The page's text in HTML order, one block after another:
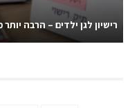
רישיון לגן ילדים – הרבה